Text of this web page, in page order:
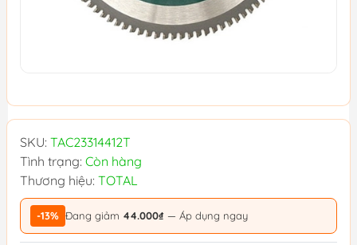
SKU: TAC23314412T
Tình trạng: Còn hàng
Thương hiệu: TOTAL
-13% Đang giảm 44.000₫ — Áp dụng ngay